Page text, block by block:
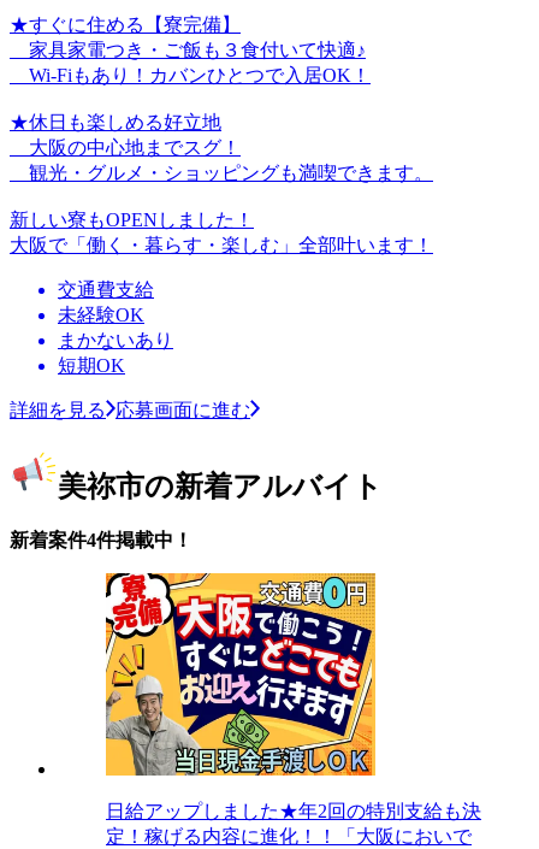
★すぐに住める【寮完備】
家具家電つき・ご飯も３食付いて快適♪
Wi-Fiもあり！カバンひとつで入居OK！
★休日も楽しめる好立地
大阪の中心地までスグ！
観光・グルメ・ショッピングも満喫できます。
新しい寮もOPENしました！
大阪で「働く・暮らす・楽しむ」全部叶います！
交通費支給
未経験OK
まかないあり
短期OK
詳細を見る 応募画面に進む
美祢市の新着アルバイト
新着案件4件掲載中！
日給アップしました★年2回の特別支給も決
定！稼げる内容に進化！！「大阪においで